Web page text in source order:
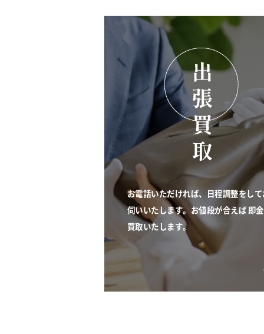
お電話いただければ、日程調整をし
伺いいたします。お値段が合えば 即
買取いたします。